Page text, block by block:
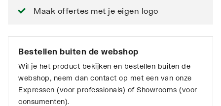
Maak offertes met je eigen logo
Bestellen buiten de webshop
Wil je het product bekijken en bestellen buiten de
webshop, neem dan contact op met een van onze
Expressen (voor professionals) of Showrooms (voor
consumenten).